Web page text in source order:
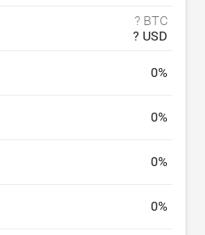
? BTC
? USD
0%
0%
0%
0%